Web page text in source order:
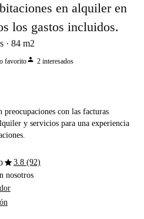
en alquiler en
los gastos incluidos.
84 m2
favoritoperson 2 interesados
con las facturas
y servicios para una experiencia
star3.8 (92)
nosotros